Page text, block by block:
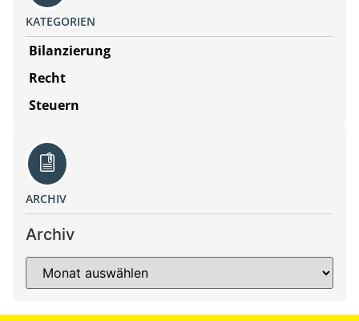
KATEGORIEN
Bilanzierung
Recht
Steuern
ARCHIV
Archiv